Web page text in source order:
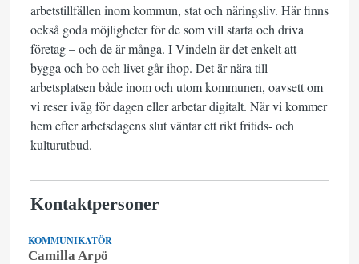
arbetstillfällen inom kommun, stat och näringsliv. Här finns
också goda möjligheter för de som vill starta och driva
företag – och de är många. I Vindeln är det enkelt att
bygga och bo och livet går ihop. Det är nära till
arbetsplatsen både inom och utom kommunen, oavsett om
vi reser iväg för dagen eller arbetar digitalt. När vi kommer
hem efter arbetsdagens slut väntar ett rikt fritids- och
kulturutbud.
Kontaktpersoner
KOMMUNIKATÖR
Camilla Arpö